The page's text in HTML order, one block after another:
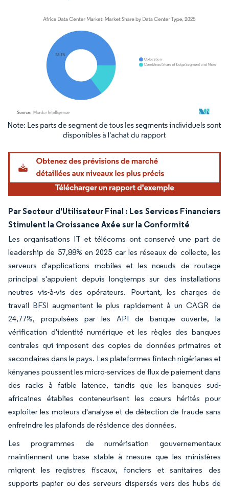
Image © Mordor Intelligence. La réutilisation nécessite une attribution sous CC BY
Par Secteur d'Utilisateur Final : Les Services Financiers
Stimulent la Croissance Axée sur la Conformité
Les organisations IT et télécoms ont conservé une part de
leadership de 57,88% en 2025 car les réseaux de collecte, les
serveurs d'applications mobiles et les nœuds de routage
principal s'appuient depuis longtemps sur des installations
neutres vis-à-vis des opérateurs. Pourtant, les charges de
travail BFSI augmentent le plus rapidement à un CAGR de
24,77%, propulsées par les API de banque ouverte, la
vérification d'identité numérique et les règles des banques
centrales qui imposent des copies de données primaires et
secondaires dans le pays. Les plateformes fintech nigérianes et
kényanes poussent les micro-services de flux de paiement dans
des racks à faible latence, tandis que les banques sud-
africaines établies conteneurisent les cœurs hérités pour
exploiter les moteurs d'analyse et de détection de fraude sans
enfreindre les plafonds de résidence des données.
Les programmes de numérisation gouvernementaux
maintiennent une base stable à mesure que les ministères
migrent les registres fiscaux, fonciers et sanitaires des
supports papier ou des serveurs dispersés vers des hubs de